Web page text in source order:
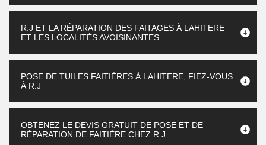
R.J ET LA RÉPARATION DES FAITAGES À LAHITERE
ET LES LOCALITÉS AVOISINANTES
POSE DE TUILES FAITIÈRES À LAHITERE, FIEZ-VOUS
À R.J
OBTENEZ LE DEVIS GRATUIT DE POSE ET DE
RÉPARATION DE FAITIÈRE CHEZ R.J